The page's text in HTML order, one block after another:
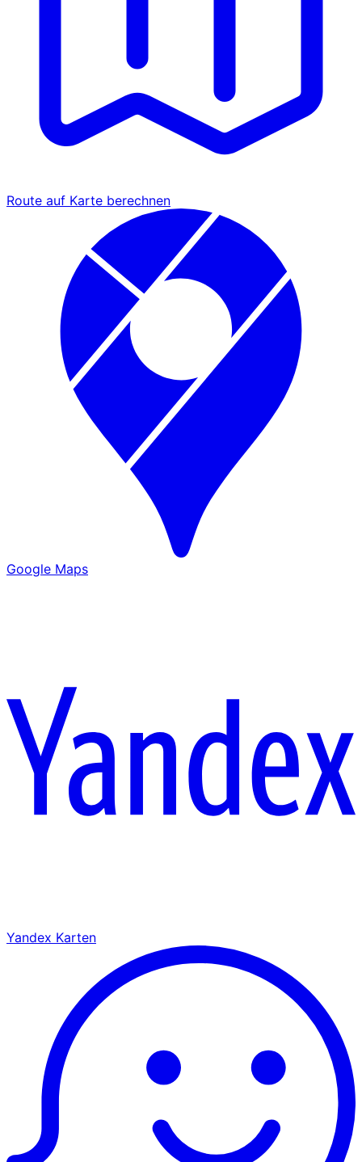
Route auf Karte berechnen
Google Maps
Yandex Karten